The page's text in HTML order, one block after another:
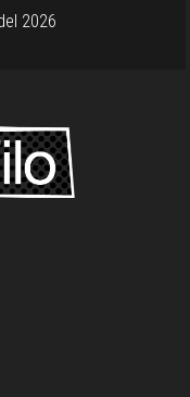
2026